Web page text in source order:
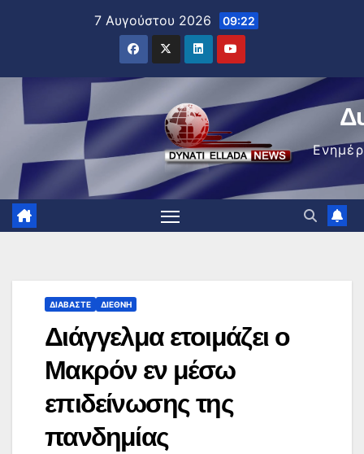
7 Αυγούστου 2026 09:22
ΔΙΑΒΆΣΤΕ ΔΙΕΘΝΉ
Διάγγελμα ετοιμάζει ο
Μακρόν εν μέσω
επιδείνωσης της
πανδημίας